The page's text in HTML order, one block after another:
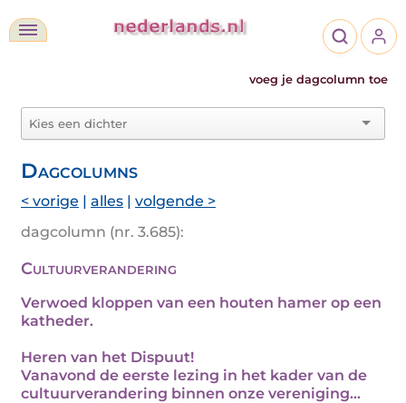
voeg je dagcolumn toe
Dagcolumns
< vorige | alles | volgende >
dagcolumn (nr. 3.685):
Cultuurverandering
Verwoed kloppen van een houten hamer op een
katheder.
Heren van het Dispuut!
Vanavond de eerste lezing in het kader van de
cultuurverandering binnen onze vereniging…